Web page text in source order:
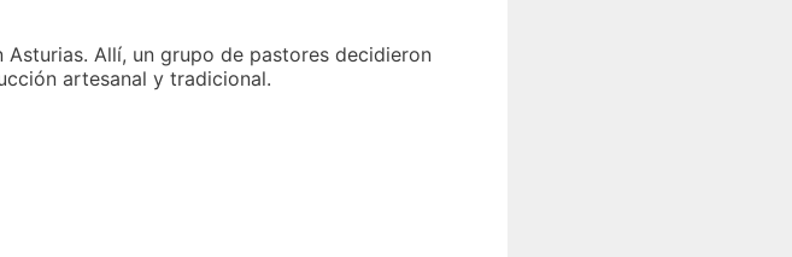
Allí, un grupo de pastores decidieron
artesanal y tradicional.